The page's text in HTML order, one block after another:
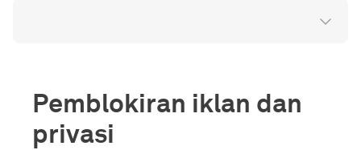
Pemblokiran iklan dan
privasi